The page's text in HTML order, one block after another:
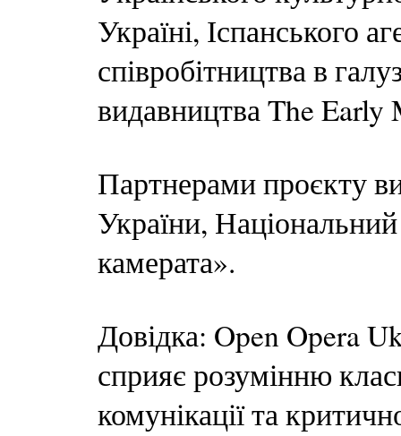
Україні, Іспанського
співробітництва в
видавництва The Early
Партнерами проєкту
України,
камерата».
Довідка: Open Opera
сприяє розумінню
комунікації та